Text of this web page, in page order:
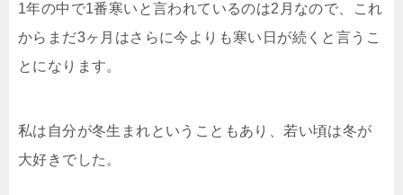
1年の中で1番寒いと言われているのは2月なので、これ
からまだ3ヶ月はさらに今よりも寒い日が続くと言うこ
とになります。
私は自分が冬生まれということもあり、若い頃は冬が
大好きでした。